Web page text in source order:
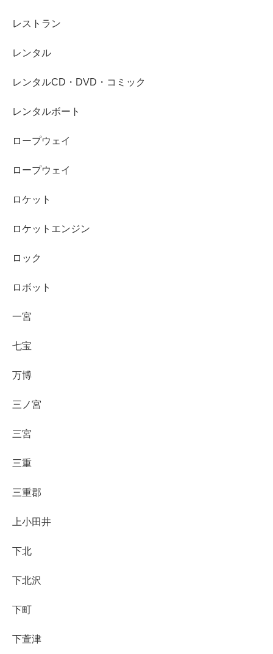
レストラン
レンタル
レンタルCD・DVD・コミック
レンタルボート
ロープウェイ
ロープウェイ
ロケット
ロケットエンジン
ロック
ロボット
一宮
七宝
万博
三ノ宮
三宮
三重
三重郡
上小田井
下北
下北沢
下町
下萱津